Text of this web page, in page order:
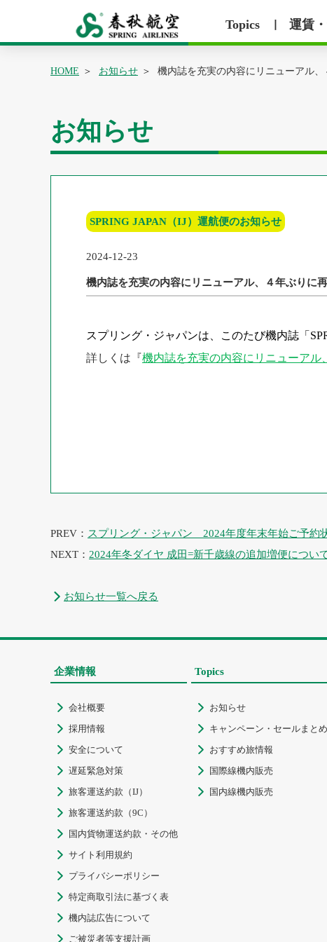
Topics 運賃
HOME お知らせ 機内誌を充実の内容にリニューアル、
お知らせ
SPRING JAPAN（IJ）運航便のお知らせ
2024-12-23
機内誌を充実の内容にリニューアル、４年ぶりに
スプリング・ジャパンは、このたび機内誌「
詳しくは『機内誌を充実の内容にリニューアル
PREV： スプリング・ジャパン 2024年度年末年始ご予約
NEXT： 2024年冬ダイヤ 成田=新千歳線の追加増便につい
 お知らせ一覧へ戻る
企業情報
 会社概要
 採用情報
 安全について
 遅延緊急対策
 旅客運送約款（IJ）
 旅客運送約款（9C）
 国内貨物運送約款・その他
 サイト利用規約
 プライバシーポリシー
 特定商取引法に基づく表
 機内誌広告について
 ご被災者等支援計画
Topics
 お知らせ
 キャンペーン・セールまとめ
 おすすめ旅情報
 国際線機内販売
 国内線機内販売